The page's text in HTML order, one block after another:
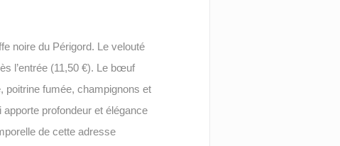
noire du Périgord. Le velouté
l’entrée (11,50 €). Le bœuf
poitrine fumée, champignons et
profondeur et élégance
de cette adresse